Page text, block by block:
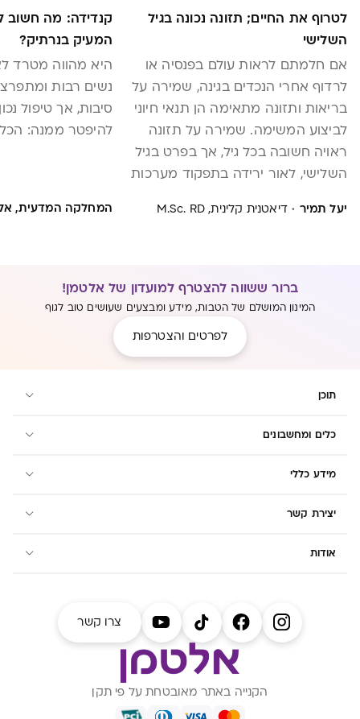
לטרוף את החיים; תזונה נכונה בגיל
השלישי
אם חלמתם לראות עולם בפנסיה או
לרדוף אחרי הנכדים בגינה, שמירה על
בריאות ותזונה מתאימה הן תנאי חיוני
לביצוע המשימה. שמירה על תזונה
ראויה חשובה בכל גיל, אך בפרט בגיל
השלישי, לאור ירידה בתפקוד מערכות
יעל תמיר · דיאטנית קלינית, M.Sc. RD
קנדידה: מה חשוב
המעיק בנרתיק?
היא מהווה מטרד
נשים רבות
סיבות, אך טיפול
להיפטר ממנה:
המחלקה המדעית,
ברור ששווה להצטרף למועדון של אלטמן!
המינון המושלם של הטבות, מידע ומבצעים שעושים טוב לגוף
לפרטים והצטרפות
תוכן
כלים ומחשבונים
מידע כללי
יצירת קשר
אודות
צרו קשר
הקנייה באתר מאובטחת על פי תקן